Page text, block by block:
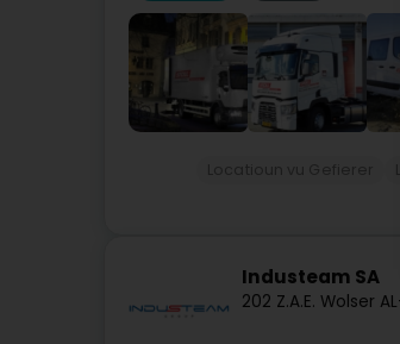
Industeam SA
202 Z.A.E. Wolser A